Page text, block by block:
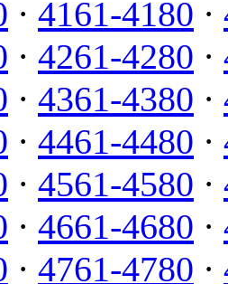
· 4161-4180 ·
· 4261-4280 ·
· 4361-4380 ·
· 4461-4480 ·
· 4561-4580 ·
· 4661-4680 ·
· 4761-4780 ·